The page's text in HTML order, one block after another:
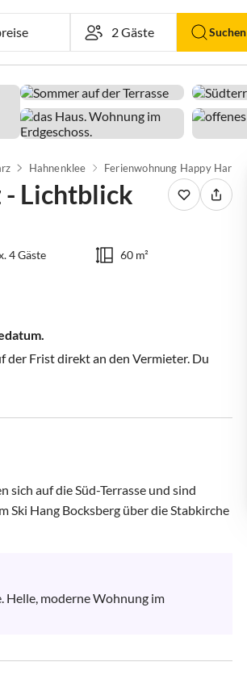
Suchen
Hahnenklee
- Lichtblick
4 Gäste 60 m²
der Frist direkt an den Vermieter. Du
sich auf die Süd-Terrasse und sind
Hang Bocksberg über die Stabkirche
Helle, moderne Wohnung im